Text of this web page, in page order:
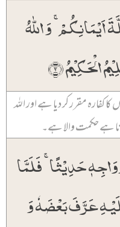
وَ اللّٰہُ
﴿۲﴾
کفارہ مقرر کر دیا ہے اور اللہ
ہے حکمت والا ہے۔
حَدِیۡثًا ۚ فَلَمَّا
عَرَّفَ بَعۡضَہٗ وَ